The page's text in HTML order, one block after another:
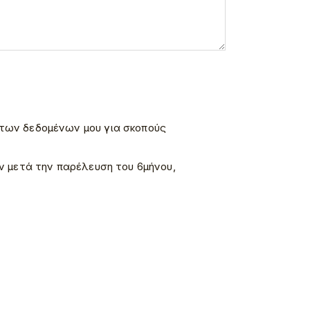
δεδομένων μου για σκοπούς
μετά την παρέλευση του 6μήνου,